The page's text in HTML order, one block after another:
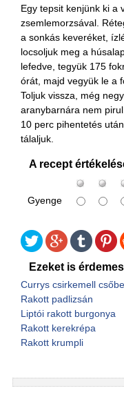
Egy tepsit kenjünk ki a
zsemlemorzsával.
a sonkás keveréket,
locsoljuk meg a
lefedve, tegyük 175
órát, majd vegyük le a
Toljuk vissza, még
aranybarnára nem pirul.
10 perc pihentetés
tálaljuk.
A recept
Gyenge
Ezeket is
Currys csirkemell
Rakott padlizsán
Liptói rakott burgonya
Rakott kerekrépa
Rakott krumpli